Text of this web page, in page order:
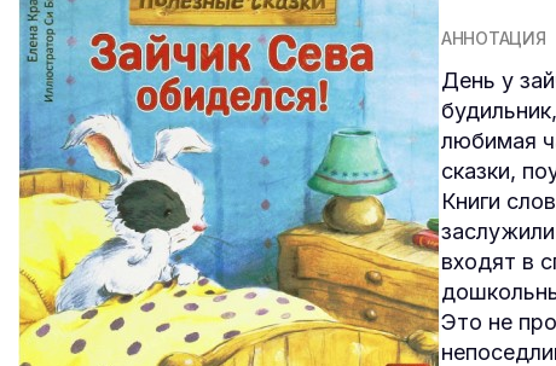
АННОТАЦИЯ
День у
любимая
сказки,
Книги
входят в
Это не